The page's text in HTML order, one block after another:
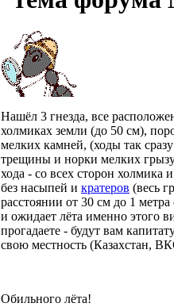
Нашёл 3 гнезда, все
холмиках земли (до 50 см),
мелких камней, (ходы так
трещины и норки мелких
хода - со всех сторон
без насыпей и кратеров (весь
расстоянии от 30 см до 1
и ожидает лёта именно этого
прогадаете - будут вам
свою местность (Казахстан,
Обильного лёта!